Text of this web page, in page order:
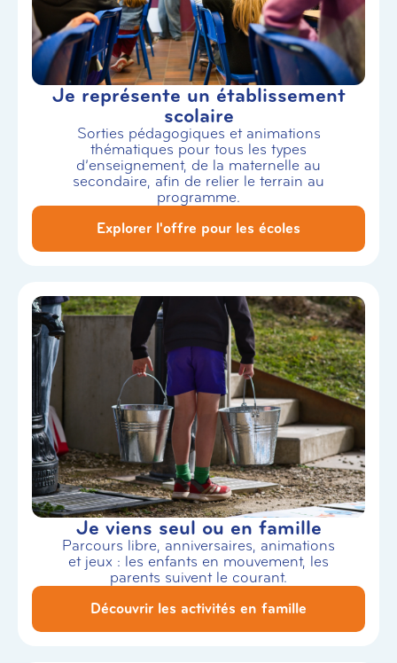
Je représente un établissement
scolaire
Sorties pédagogiques et animations
thématiques pour tous les types
d’enseignement, de la maternelle au
secondaire, afin de relier le terrain au
programme.
Explorer l'offre pour les écoles
Je viens seul ou en famille
Parcours libre, anniversaires, animations
et jeux : les enfants en mouvement, les
parents suivent le courant.
Découvrir les activités en famille